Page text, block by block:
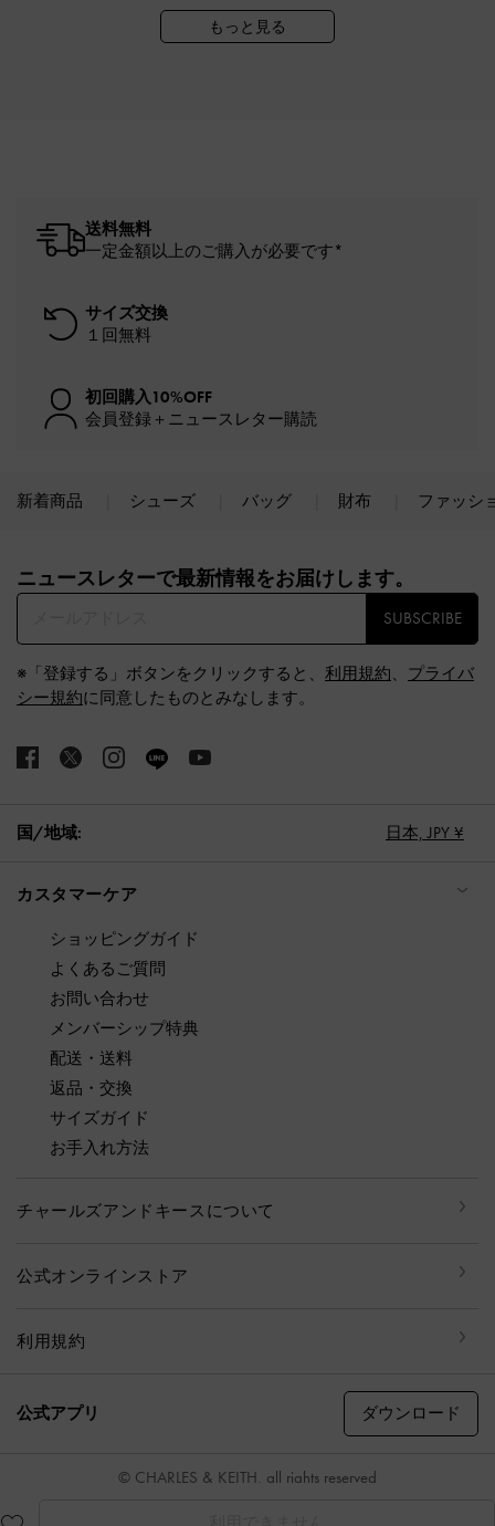
もっと見る
送料無料
一定金額以上のご購入が必要です*
サイズ交換
１回無料
初回購入10%OFF
会員登録＋ニュースレター購読
新着商品 シューズ バッグ 財布 ファッシ
ニュースレターで最新情報をお届けします。​
SUBSCRIBE
※「登録する」ボタンをクリックすると、 利用規約、 プライバ
シー規約に同意したものとみなします。
国/地域: 日本, JPY ¥
カスタマーケア
ショッピングガイド
よくあるご質問
お問い合わせ
メンバーシップ特典
配送・送料
返品・交換
サイズガイド
お手入れ方法
チャールズアンドキースについて
公式オンラインストア
利用規約
公式アプリ ダウンロード
© CHARLES & KEITH, all rights reserved